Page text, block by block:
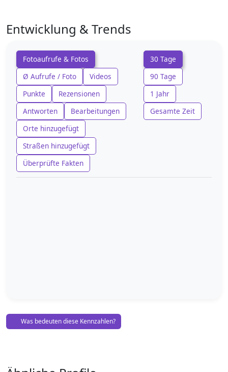
Entwicklung & Trends
Fotoaufrufe & Fotos
Ø Aufrufe / Foto
Videos
Punkte
Rezensionen
Antworten
Bearbeitungen
Orte hinzugefügt
Straßen hinzugefügt
Überprüfte Fakten
30 Tage
90 Tage
1 Jahr
Gesamte Zeit
Was bedeuten diese Kennzahlen?